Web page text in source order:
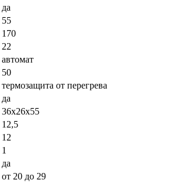
да
55
170
22
автомат
50
термозащита от перегрева
да
36x26x55
12,5
12
1
да
от 20 до 29